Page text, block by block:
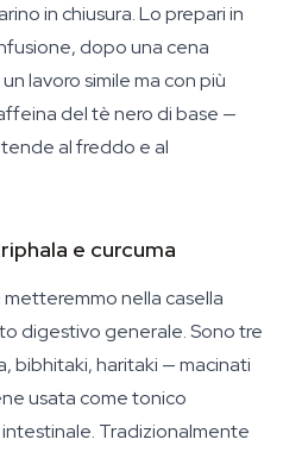
in chiusura. Lo prepari in
dopo una cena
lavoro simile ma con più
del tè nero di base —
al freddo e al
e curcuma
nella casella
digestivo generale. Sono tre
bibhitaki, haritaki — macinati
usata come tonico
Tradizionalmente